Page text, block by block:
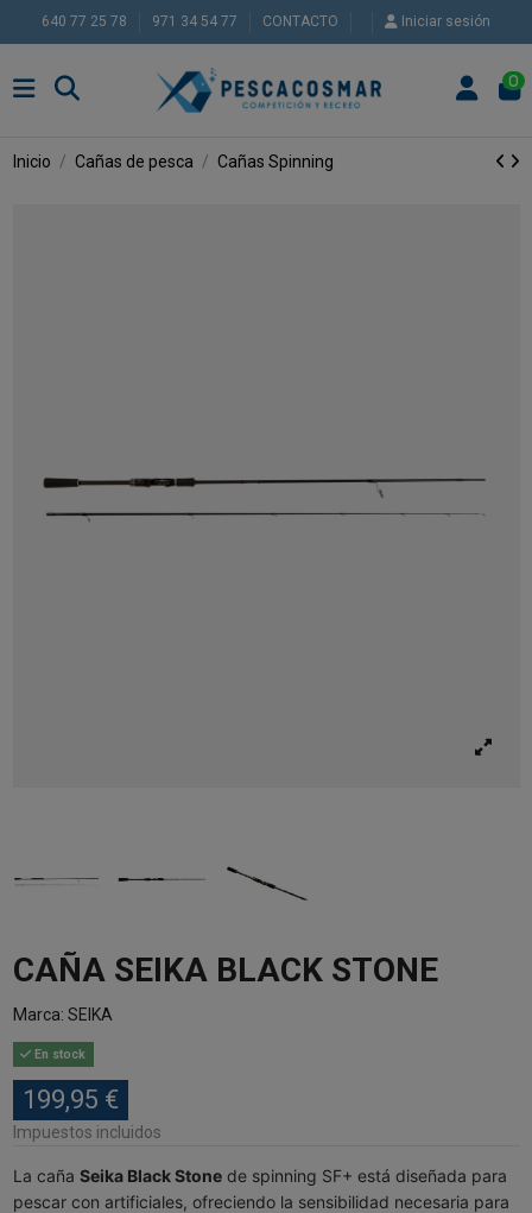
640 77 25 78 971 34 54 77 CONTACTO Iniciar sesión
0
Inicio Cañas de pesca Cañas Spinning
CAÑA SEIKA BLACK STONE
Marca: SEIKA
En stock
199,95 €
Impuestos incluidos
La caña Seika Black Stonede spinning SF+ está diseñada para
pescar con artificiales, ofreciendo la sensibilidad necesaria para